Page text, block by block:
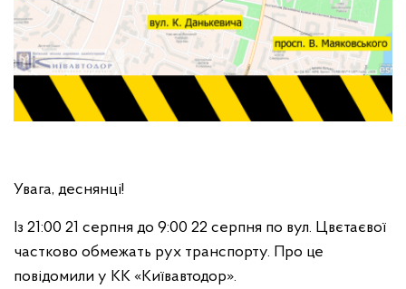
Увага, деснянці!
Із 21:00 21 серпня до 9:00 22 серпня по вул. Цвєтаєвої
частково обмежать рух транспорту. Про це
повідомили у КК «Київавтодор».